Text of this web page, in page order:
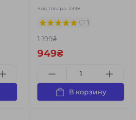
Код товара: 2398
1
1 199₴
949₴
В корзину